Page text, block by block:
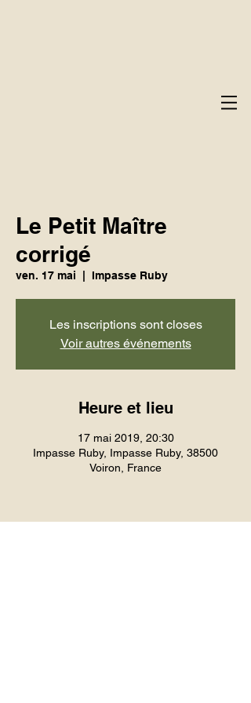
Le Petit Maître
corrigé
ven. 17 mai Impasse Ruby
Les inscriptions sont closes
Voir autres événements
Heure et lieu
17 mai 2019, 20:30
Impasse Ruby, Impasse Ruby, 38500
Voiron, France